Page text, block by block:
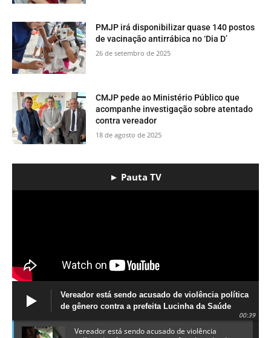
PMJP irá disponibilizar quase 140 postos
de vacinação antirrábica no ‘Dia D’
26 de setembro de 2025
CMJP pede ao Ministério Público que
acompanhe investigação sobre atentado
contra vereador
18 de agosto de 2025
► Pauta TV
Vereador está sendo acusado de violência política
de gênero contra a prefeita Lucinha da Saúde
00:39
Vereador está sendo acusado de violência